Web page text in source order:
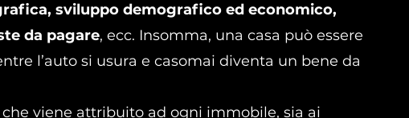
sviluppo demografico ed economico,
da pagare, ecc. Insomma, una casa può essere
l’auto si usura e casomai diventa un bene da
viene attribuito ad ogni immobile, sia ai